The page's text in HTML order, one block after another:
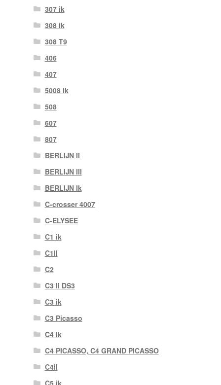
307 ik
308 ik
308 T9
406
407
5008 ik
508
607
807
BERLIJN II
BERLIJN III
BERLIJN Ik
C-crosser 4007
C-ELYSEE
C1 ik
C1II
C2
C3 II DS3
C3 ik
C3 Picasso
C4 ik
C4 PICASSO, C4 GRAND PICASSO
C4II